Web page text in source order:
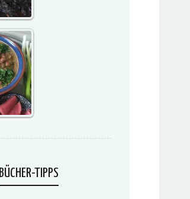
BÜCHER-TIPPS